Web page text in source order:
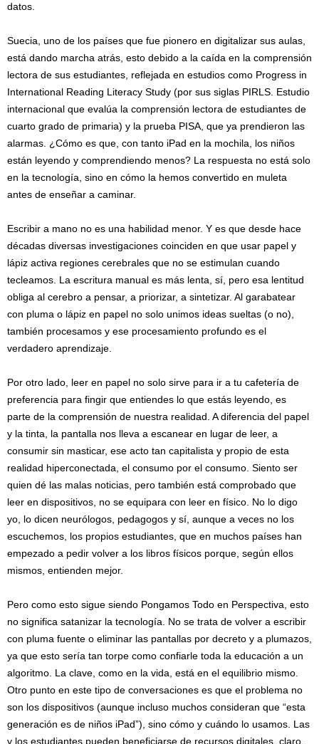
datos.
Suecia, uno de los países que fue pionero en digitalizar sus aulas,
está dando marcha atrás, esto debido a la caída en la comprensión
lectora de sus estudiantes, reflejada en estudios como Progress in
International Reading Literacy Study (por sus siglas PIRLS. Estudio
internacional que evalúa la comprensión lectora de estudiantes de
cuarto grado de primaria) y la prueba PISA, que ya prendieron las
alarmas. ¿Cómo es que, con tanto iPad en la mochila, los niños
están leyendo y comprendiendo menos? La respuesta no está solo
en la tecnología, sino en cómo la hemos convertido en muleta
antes de enseñar a caminar.
Escribir a mano no es una habilidad menor. Y es que desde hace
décadas diversas investigaciones coinciden en que usar papel y
lápiz activa regiones cerebrales que no se estimulan cuando
tecleamos. La escritura manual es más lenta, sí, pero esa lentitud
obliga al cerebro a pensar, a priorizar, a sintetizar. Al garabatear
con pluma o lápiz en papel no solo unimos ideas sueltas (o no),
también procesamos y ese procesamiento profundo es el
verdadero aprendizaje.
Por otro lado, leer en papel no solo sirve para ir a tu cafetería de
preferencia para fingir que entiendes lo que estás leyendo, es
parte de la comprensión de nuestra realidad. A diferencia del papel
y la tinta, la pantalla nos lleva a escanear en lugar de leer, a
consumir sin masticar, ese acto tan capitalista y propio de esta
realidad hiperconectada, el consumo por el consumo. Siento ser
quien dé las malas noticias, pero también está comprobado que
leer en dispositivos, no se equipara con leer en físico. No lo digo
yo, lo dicen neurólogos, pedagogos y sí, aunque a veces no los
escuchemos, los propios estudiantes, que en muchos países han
empezado a pedir volver a los libros físicos porque, según ellos
mismos, entienden mejor.
Pero como esto sigue siendo Pongamos Todo en Perspectiva, esto
no significa satanizar la tecnología. No se trata de volver a escribir
con pluma fuente o eliminar las pantallas por decreto y a plumazos,
ya que esto sería tan torpe como confiarle toda la educación a un
algoritmo. La clave, como en la vida, está en el equilibrio mismo.
Otro punto en este tipo de conversaciones es que el problema no
son los dispositivos (aunque incluso muchos consideran que “esta
generación es de niños iPad”), sino cómo y cuándo lo usamos. Las
y los estudiantes pueden beneficiarse de recursos digitales, claro.